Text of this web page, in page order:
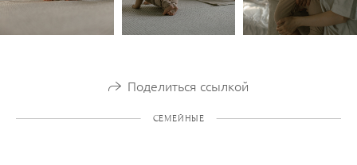
Поделиться ссылкой
СЕМЕЙНЫЕ